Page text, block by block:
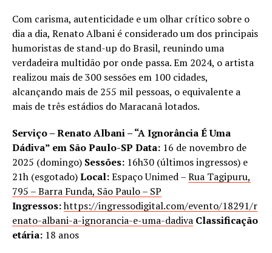
Com carisma, autenticidade e um olhar crítico sobre o
dia a dia, Renato Albani é considerado um dos principais
humoristas de stand-up do Brasil, reunindo uma
verdadeira multidão por onde passa. Em 2024, o artista
realizou mais de 300 sessões em 100 cidades,
alcançando mais de 255 mil pessoas, o equivalente a
mais de três estádios do Maracanã lotados.
Serviço – Renato Albani – “A Ignorância É Uma
Dádiva” em São Paulo-SP Data: 16 de novembro de
2025 (domingo) Sessões: 16h30 (últimos ingressos) e
21h (esgotado)Local:Espaço Unimed –Rua Tagipuru,
795 – Barra Funda, São Paulo – SP
Ingressos:https://ingressodigital.com/evento/18291/r
enato-albani-a-ignorancia-e-uma-dadiva Classificação
etária: 18 anos